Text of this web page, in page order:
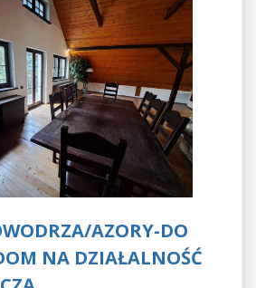
AZORY-DO
NA DZIAŁALNOŚĆ